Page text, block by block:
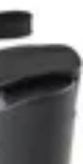
Alimentation